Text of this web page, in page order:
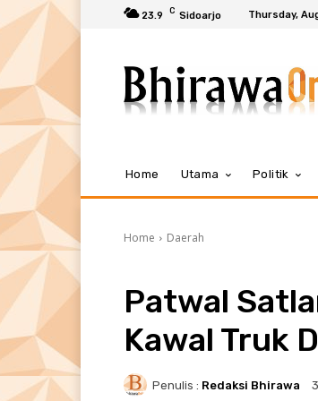
23.9 C Sidoarjo Thursday,
Home Utama Politik
Home Daerah
Patwal
Kawal Truk
Penulis : Redaksi Bhirawa